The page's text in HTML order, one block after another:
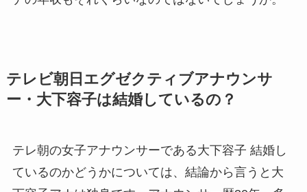
テレビ朝日エグゼクティブアナウンサ
ー・大下容子は結婚しているの？
テレ朝の女子アナウンサーである大下容子 結婚し
ているのかどうかについては、結論から言うと大